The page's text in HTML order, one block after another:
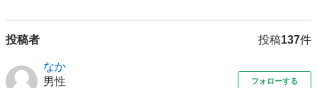
投稿者 投稿137件
なか
男性
フォローする